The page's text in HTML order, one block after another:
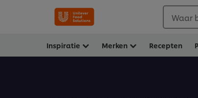
Waar
Inspiratie Merken Recepten